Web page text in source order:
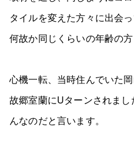
タイルを変えた方々に出会
何故か同じくらいの年齢の方
心機一転、当時住んでいた
故郷室蘭にUターンされま
んなのだと言います。